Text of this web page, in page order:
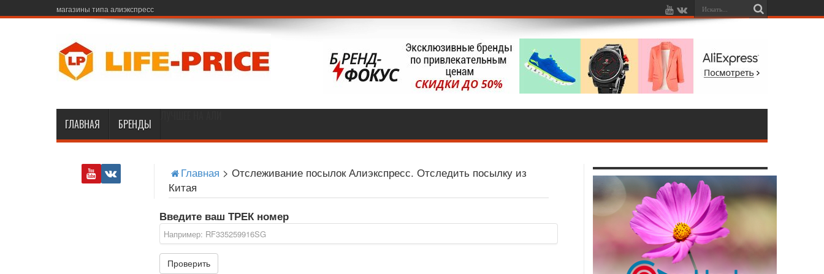
магазины типа алиэкспресс
ГЛАВНАЯ БРЕНДЫ
Главная > Отслеживание посылок Алиэкспресс. Отследить посылку из
Китая
Введите ваш ТРЕК номер
Проверить